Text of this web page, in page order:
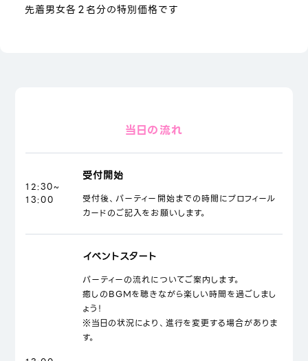
先着男女各２名分の特別価格です
当日の流れ
12:30~
13:00
受付開始
受付後、パーティー開始までの時間にプロフィール
カードのご記入をお願いします。
イベントスタート
パーティーの流れについてご案内します。
癒しのBGMを聴きながら楽しい時間を過ごしまし
ょう！
※当日の状況により、進行を変更する場合がありま
す。